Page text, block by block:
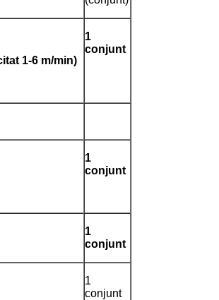
1-6 m/min)
1
conjunt
1
conjunt
1
conjunt
1
conjunt